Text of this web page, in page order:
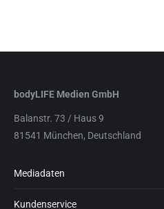
bodyLIFE Medien GmbH
Balanstr. 73 / Haus 9
81541 München, Deutschland
Mediadaten
Kundenservice